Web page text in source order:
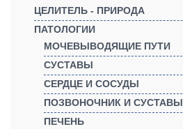
ЦЕЛИТЕЛЬ - ПРИРОДА
ПАТОЛОГИИ
МОЧЕВЫВОДЯЩИЕ ПУТИ
СУСТАВЫ
СЕРДЦЕ И СОСУДЫ
ПОЗВОНОЧНИК И СУСТАВЫ
ПЕЧЕНЬ